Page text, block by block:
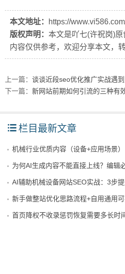
本文地址：
https://
版权声明： 本文是吖七(许祝岗)原
内容仅供参考，欢迎分享本文，
上一篇： 谈谈近段seo优化推广实战遇
下一篇： 新网站前期如何引流的三种有
栏目最新文章
机械行业优质内容（设备+应用场景
为何AI生成内容不能直接上线？编辑
AI辅助机械设备网站SEO实战：3步
新手做整站优化思路流程+自用通用
首页降权不收录惩罚恢复需要多长时